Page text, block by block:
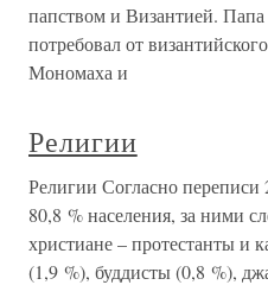
папством и Византией.
потребовал от
Мономаха и
Религии
Религии Согласно
80,8 % населения, за ними
христиане – протестанты и
(1,9 %), буддисты (0,8 %),